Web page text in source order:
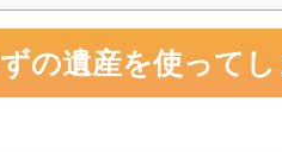
の遺産を使ってし